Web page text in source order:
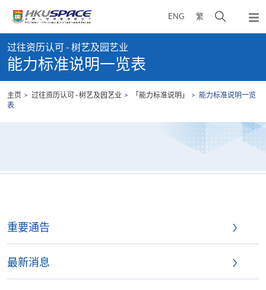
content
ENG 繁
开
面
弹
出
content
start
过往资历认可 - 树艺及园艺业
能力标准说明一览表
主页 过往资历认可 - 树艺及园艺业 「能力标准说明」
能力标准说明一览
表
重要通告
最新消息